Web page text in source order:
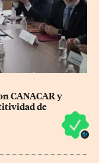
CANACAR y
de